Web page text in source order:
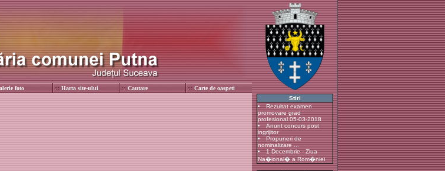
foto Harta site-ului Cautare Carte de oaspeti
Stiri
Rezultat examen
promovare grad
profesional 05-03-2018
Anunt concurs post
ingrijitor
Propuneri de
nominalizare ...
1 Decembrie - Ziua
Na�ional� a Rom�niei